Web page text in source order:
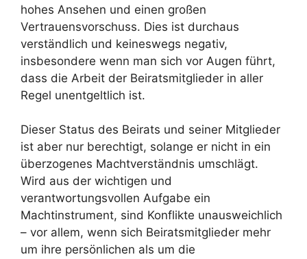
hohes Ansehen und einen großen
Vertrauensvorschuss. Dies ist durchaus
verständlich und keineswegs negativ,
insbesondere wenn man sich vor Augen führt,
dass die Arbeit der Beiratsmitglieder in aller
Regel unentgeltlich ist.
Dieser Status des Beirats und seiner Mitglieder
ist aber nur berechtigt, solange er nicht in ein
überzogenes Machtverständnis umschlägt.
Wird aus der wichtigen und
verantwortungsvollen Aufgabe ein
Machtinstrument, sind Konflikte unausweichlich
– vor allem, wenn sich Beiratsmitglieder mehr
um ihre persönlichen als um die